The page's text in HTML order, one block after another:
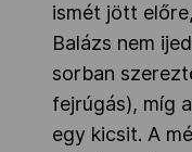
ismét jött
Balázs nem
sorban
fejrúgás), míg
egy kicsit. A